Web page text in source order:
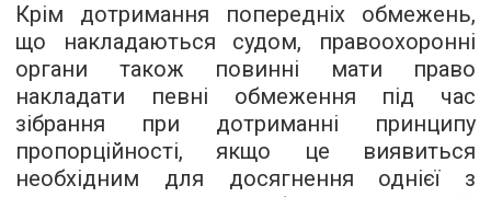
Крім дотримання попередніх обмежень,
що накладаються судом, правоохоронні
органи також повинні мати право
накладати певні обмеження під час
зібрання при дотриманні принципу
пропорційності, якщо це виявиться
необхідним для досягнення однієї з